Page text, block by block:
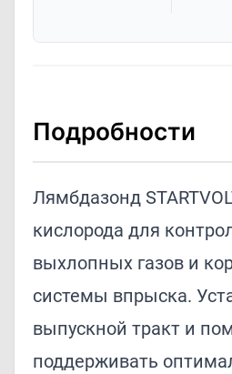
Подробности
Лямбдазонд
кислорода для
выхлопных газов и
системы впрыска.
выпускной тракт и
поддерживать